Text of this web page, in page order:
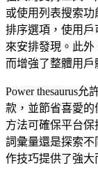
或使用列表搜索
排序選項，使用
來安排發現。此
而增強了整體用戶
Power thesaurus
款，並節省喜愛
方法可確保平台
詞彙量還是探索不
作技巧提供了強大